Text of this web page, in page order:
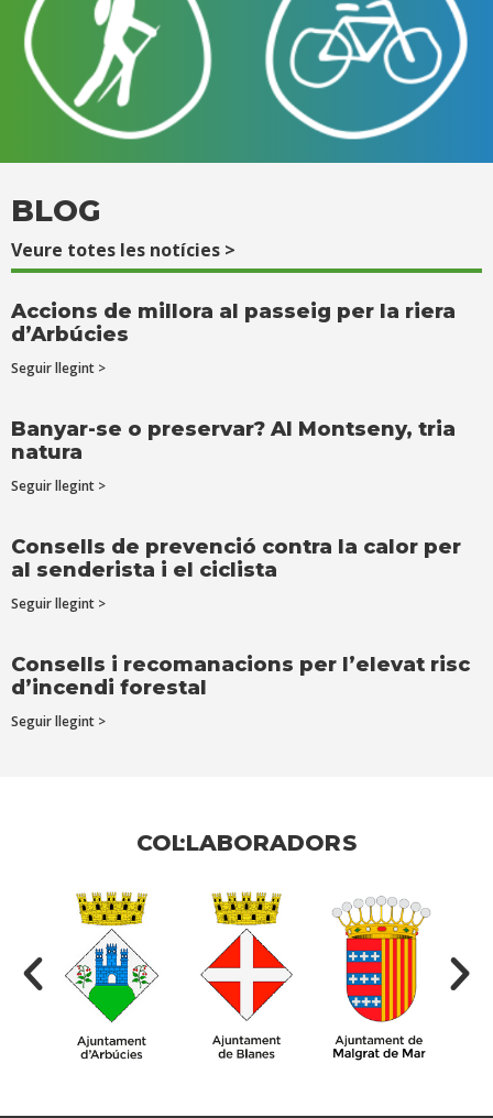
BLOG
Veure totes les notícies >
Accions de millora al passeig per la riera
d’Arbúcies
Seguir llegint >
Banyar-se o preservar? Al Montseny, tria
natura
Seguir llegint >
Consells de prevenció contra la calor per
al senderista i el ciclista
Seguir llegint >
Consells i recomanacions per l’elevat risc
d’incendi forestal
Seguir llegint >
COL·LABORADORS